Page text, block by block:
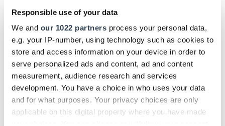
Responsible use of your data
We and our 1022 partners process your personal data,
e.g. your IP-number, using technology such as cookies to
store and access information on your device in order to
serve personalized ads and content, ad and content
measurement, audience research and services
development. You have a choice in who uses your data
and for what purposes. Your privacy choices are only
applicable on this digital property where you have made
Entgelttransparenzrichtlinie mit wertvollen Hinweisen
Deutscher Juristinnenbund (djb);
Die Berater in den Handwerkskammern helfen Ihnen bei
Rechtsfragen gerne weiter!
DHB jetzt auch digital!